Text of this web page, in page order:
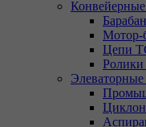
Мотор-
Цепи